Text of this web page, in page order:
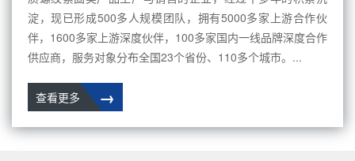
淀，现已形成500多人规模团队，拥有5000多家上游合作伙
伴，1600多家上游深度伙伴，100多家国内一线品牌深度合作
供应商，服务对象分布全国23个省份、110多个城市。...
→
查看更多